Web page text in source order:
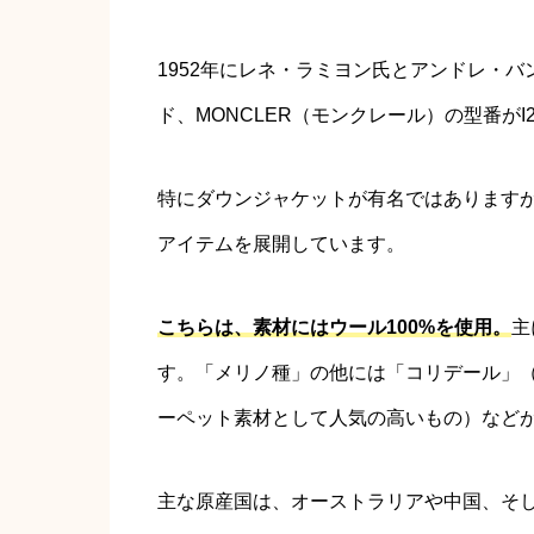
1952年にレネ・ラミヨン氏とアンドレ・
ド、MONCLER（モンクレール）の型番
特にダウンジャケットが有名ではあります
アイテムを展開しています。
こちらは、素材にはウール100%を使用。
す。「メリノ種」の他には「コリデール」
ーペット素材として人気の高いもの）など
主な原産国は、オーストラリアや中国、そ